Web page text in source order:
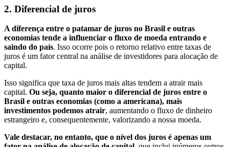
2. Diferencial de juros
A diferença entre o patamar de juros no Brasil e outras
economias tende a influenciar o fluxo de moeda entrando e
saindo do país. Isso ocorre pois o retorno relativo entre taxas de
juros é um fator central na análise de investidores para alocação de
capital.
Isso significa que taxa de juros mais altas tendem a atrair mais
capital. Ou seja, quanto maior o diferencial de juros entre o
Brasil e outras economias (como a americana), mais
investimentos podemos atrair, aumentando o fluxo de dinheiro
estrangeiro e, consequentemente, valorizando a nossa moeda.
Vale destacar, no entanto, que o nível dos juros é apenas um